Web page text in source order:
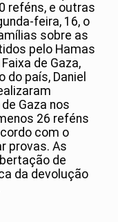
reféns, e outras
feira, 16, o
sobre as
pelo Hamas
de Gaza,
país, Daniel
Gaza nos
26 reféns
com o
provas. As
de
da devolução